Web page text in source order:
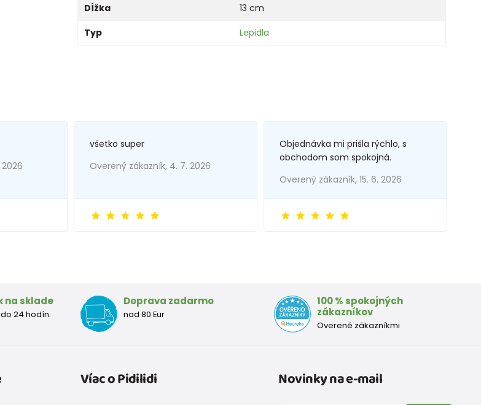
Dĺžka
13 cm
Typ
Lepidla
všetko super
Overený zákazník, 4. 7. 2026
Objednávka mi prišla rýchlo, s
obchodom som spokojná.
Overený zákazník, 15. 6. 2026
na sklade
24 hodín.
Doprava zadarmo
nad 80 Eur
100 % spokojných
zákazníkov
Overené zákazníkmi
Víac o Pidilidi Novinky na e-mail